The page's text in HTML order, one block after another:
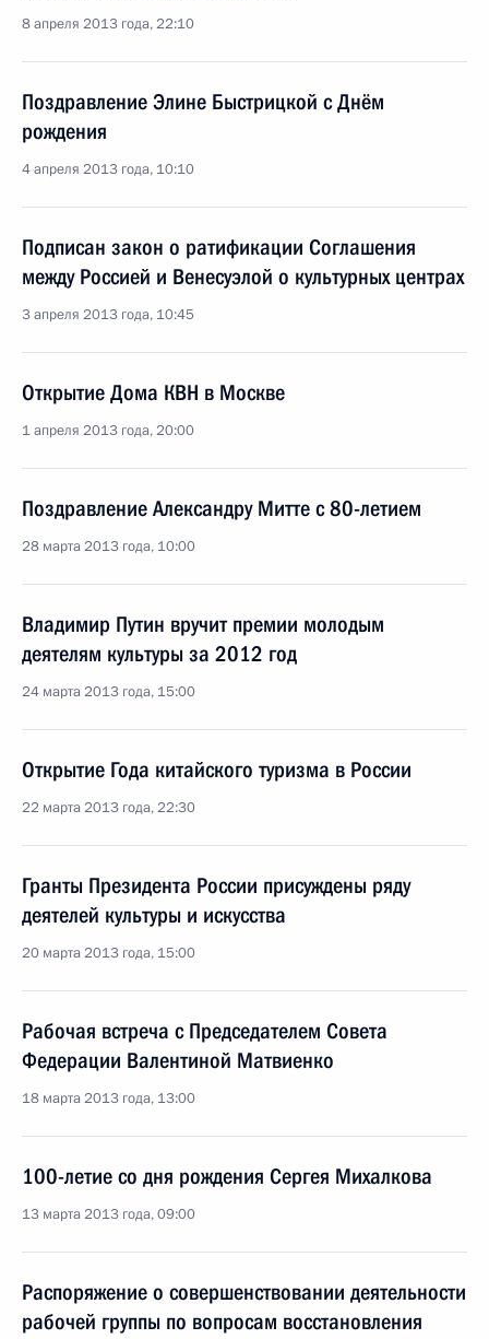
8 апреля 2013 года, 22:10
Поздравление Элине Быстрицкой с Днём
рождения
4 апреля 2013 года, 10:10
Подписан закон о ратификации Соглашения
между Россией и Венесуэлой о культурных центрах
3 апреля 2013 года, 10:45
Открытие Дома КВН в Москве
1 апреля 2013 года, 20:00
Поздравление Александру Митте с 80-летием
28 марта 2013 года, 10:00
Владимир Путин вручит премии молодым
деятелям культуры за 2012 год
24 марта 2013 года, 15:00
Открытие Года китайского туризма в России
22 марта 2013 года, 22:30
Гранты Президента России присуждены ряду
деятелей культуры и искусства
20 марта 2013 года, 15:00
Рабочая встреча с Председателем Совета
Федерации Валентиной Матвиенко
18 марта 2013 года, 13:00
100-летие со дня рождения Сергея Михалкова
13 марта 2013 года, 09:00
Распоряжение о совершенствовании деятельности
рабочей группы по вопросам восстановления